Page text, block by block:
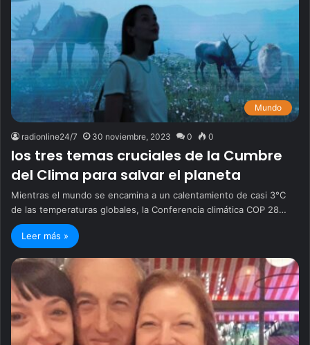
Mundo
radionline24/7 30 noviembre, 2023 0 0
los tres temas cruciales de la Cumbre
del Clima para salvar el planeta
Mientras el mundo se encamina a un calentamiento de casi 3°C
de las temperaturas globales, la Conferencia climática COP 28…
Leer más »